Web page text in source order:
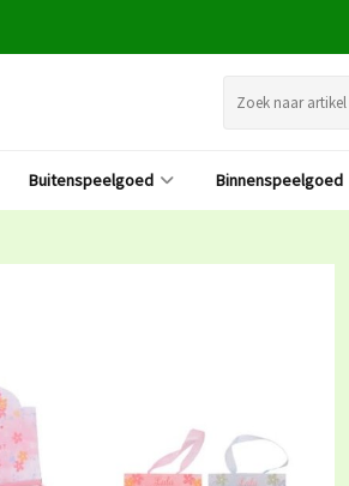
Buitenspeelgoed Binnenspeelgoed